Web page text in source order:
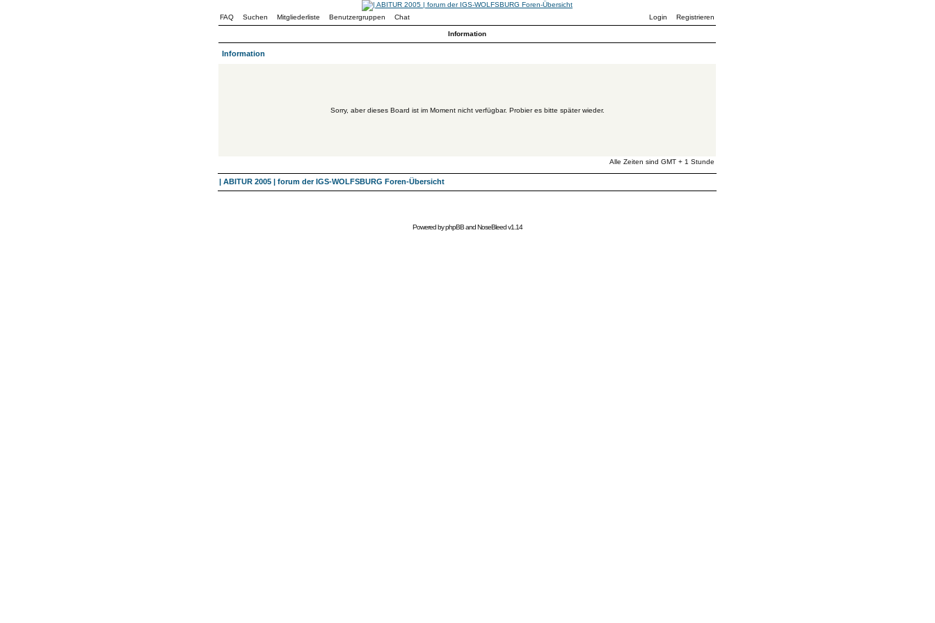
FAQ Suchen Mitgliederliste Benutzergruppen Chat Login Registrieren
Information
Information
Sorry, aber dieses Board ist im Moment nicht verfügbar. Probier es bitte später wieder.
Alle Zeiten sind GMT + 1 Stunde
| ABITUR 2005 | forum der IGS-WOLFSBURG Foren-Übersicht
Powered byphpBBandNoseBleedv1.14